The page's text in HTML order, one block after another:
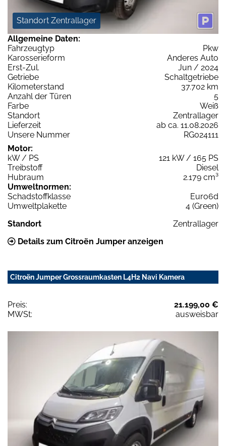
Standort Zentrallager
Allgemeine Daten:
Fahrzeugtyp
Pkw
Karosserieform
Anderes Auto
Erst-Zul.
Jun / 2024
Getriebe
Schaltgetriebe
Kilometerstand
37.702 km
Anzahl der Türen
5
Farbe
Weiß
Standort
Zentrallager
Lieferzeit
ab ca. 11.08.2026
Unsere Nummer
RG024111
Motor:
kW / PS
121 kW / 165 PS
Treibstoff
Diesel
Hubraum
2.179 cm³
Umweltnormen:
Schadstoffklasse
Euro6d
Umweltplakette
4 (Green)
Standort
Zentrallager
Details zum Citroën Jumper anzeigen
Citroën Jumper Grossraumkasten L4H2 Navi Kamera
Preis:
21.199,00 €
MWSt:
ausweisbar